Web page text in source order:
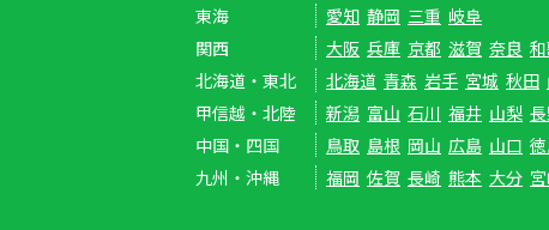
東海
関西
北海道・東北
甲信越・北陸
中国・四国
九州・沖縄
愛知 静岡 三重 岐阜
大阪 兵庫 京都 滋賀 奈良
北海道 青森 岩手 宮城 秋田
新潟 富山 石川 福井 山梨
鳥取 島根 岡山 広島 山口
福岡 佐賀 長崎 熊本 大分